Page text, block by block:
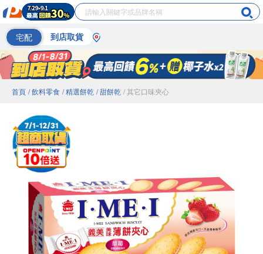
宅配 到店取貨
首頁 / 飲料零食 / 精選餅乾 / 甜餅乾 / 其它口味夾心